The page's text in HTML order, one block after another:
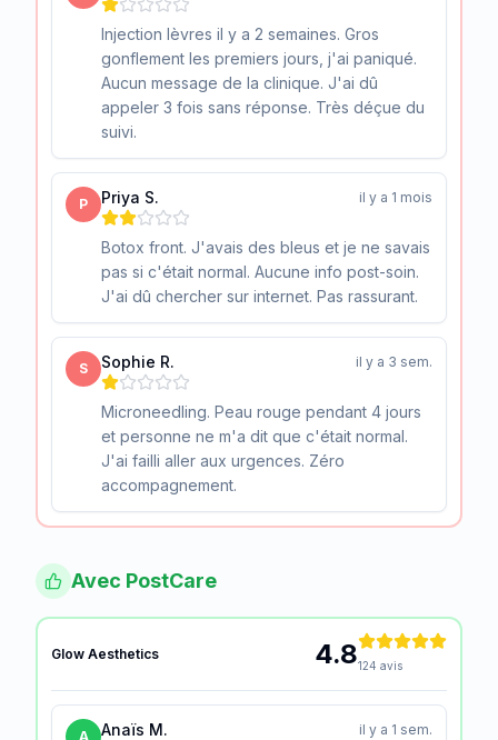
Injection lèvres il y a 2 semaines. Gros
gonflement les premiers jours, j'ai paniqué.
Aucun message de la clinique. J'ai dû
appeler 3 fois sans réponse. Très déçue du
suivi.
P Priya S. il y a 1 mois
Botox front. J'avais des bleus et je ne savais
pas si c'était normal. Aucune info post-soin.
J'ai dû chercher sur internet. Pas rassurant.
S Sophie R. il y a 3 sem.
Microneedling. Peau rouge pendant 4 jours
et personne ne m'a dit que c'était normal.
J'ai failli aller aux urgences. Zéro
accompagnement.
Avec PostCare
Glow Aesthetics 4.8124 avis
A Anaïs M. il y a 1 sem.